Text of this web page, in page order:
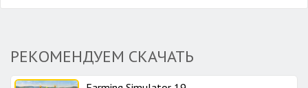
РЕКОМЕНДУЕМ СКАЧАТЬ